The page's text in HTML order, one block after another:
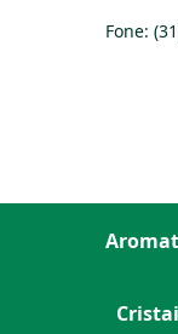
Fone: